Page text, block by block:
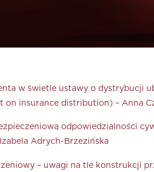
w świetle ustawy o dystrybucji
insurance distribution) – Anna
odpowiedzialności
Adrych-Brzezińska
– uwagi na tle konstrukcji